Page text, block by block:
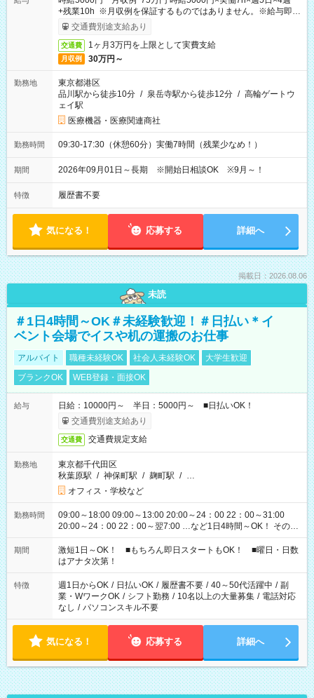
+残業10h ※月収例を保証するものではありません。※給与即受
取りサービス利用可（利用条件有）
交通費別途支給あり
交通費 1ヶ月3万円を上限として実費支給
月収例 30万円～
勤務地
東京都港区
品川駅から徒歩10分 / 泉岳寺駅から徒歩12分 / 高輪ゲートウ
ェイ駅
医療機器・医療関連商社
勤務時間 09:30-17:30（休憩60分）実働7時間（残業少なめ！）
期間 2026年09月01日～長期 ※開始日相談OK ※9月～！
特徴 履歴書不要
気になる！ 応募する 詳細へ
掲載日：2026.08.06
未読
＃1日4時間～OK＃未経験歓迎！＃日払い＊イ
ベント会場でイスや机の運搬のお仕事
アルバイト 職種未経験OK 社会人未経験OK
大学生歓迎
ブランクOK
WEB登録・面接OK
給与
日給：10000円～ 半日：5000円～ ■日払いOK！
交通費別途支給あり
交通費 交通費規定支給
勤務地
東京都千代田区
秋葉原駅 / 神保町駅 / 麹町駅 / …
オフィス・学校など
勤務時間
09:00～18:00 09:00～13:00 20:00～24：00 22：00～31:00
20:00～24：00 22：00～翌7:00 …など1日4時間～OK！ その他
シフトもございます！ お気軽にご相談ください！
期間
激短1日～OK！ ■もちろん即日スタートもOK！ ■曜日・日数
はアナタ次第！
特徴 週1日からOK / 日払いOK / 履歴書不要 / 40～50代活躍中 / 副
業・WワークOK / シフト勤務 / 10名以上の大量募集 / 電話対応
なし / パソコンスキル不要
気になる！ 応募する 詳細へ